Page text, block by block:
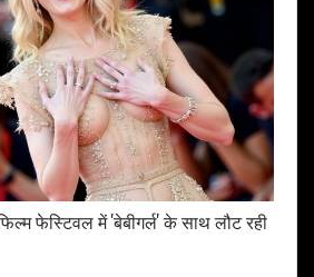
फेस्टिवल में 'बेबीगर्ल' के साथ लौट रही